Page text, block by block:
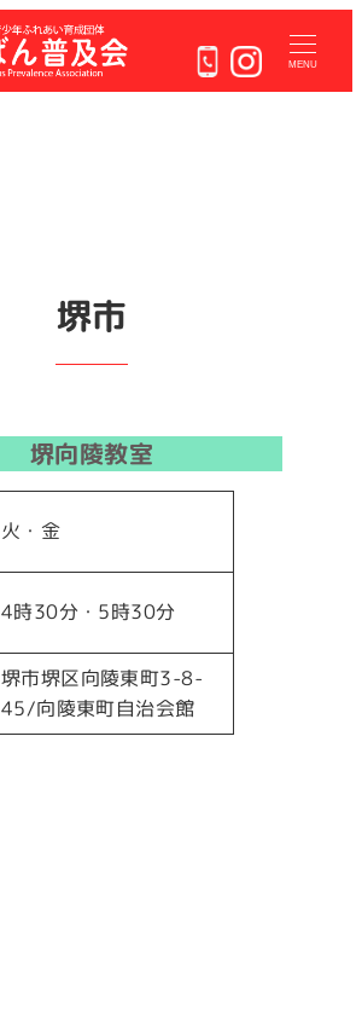
MENU
堺市
堺向陵教室
火・金
4時30分・5時30分
堺市堺区向陵東町3-8-
45/向陵東町自治会館